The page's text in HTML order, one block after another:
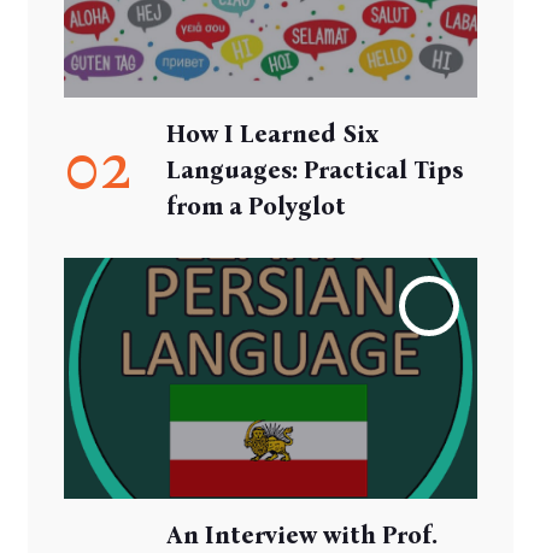
02
How I Learned Six
Languages: Practical Tips
from a Polyglot
An Interview with Prof.